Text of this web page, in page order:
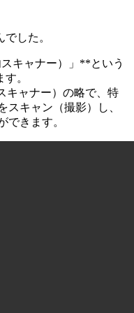
した。
キャナー）」**という
。
キャナー）の略で、特
スキャン（撮影）し、
できます。